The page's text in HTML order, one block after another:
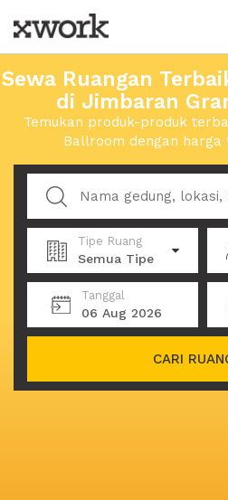
Sewa Ruangan
di Jimbaran
Temukan produk-produk
Ballroom dengan harga
Tipe Ruang
Semua Tipe
Tanggal
06 Aug 2026
CARI